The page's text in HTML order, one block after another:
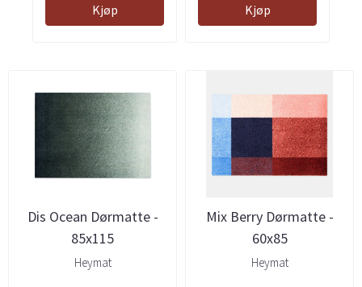
Kjøp Kjøp
Dis Ocean Dørmatte -
85x115
Heymat
Mix Berry Dørmatte -
60x85
Heymat